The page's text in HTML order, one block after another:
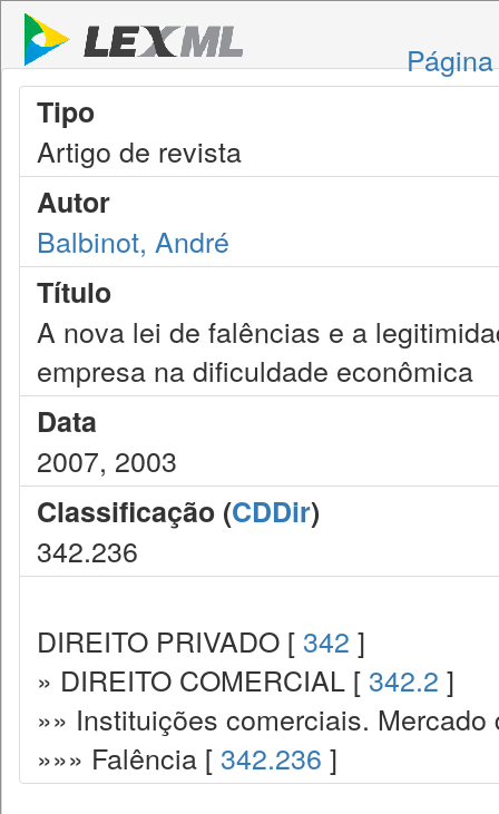
Tipo
Artigo de revista
Autor
Balbinot, André
Título
A nova lei de falências e a
empresa na dificuldade econômica
Data
2007, 2003
Classificação (CDDir)
342.236
DIREITO PRIVADO [ 342 ]
» DIREITO COMERCIAL [ 342.2 ]
»» Instituições comerciais.
»»» Falência [ 342.236 ]